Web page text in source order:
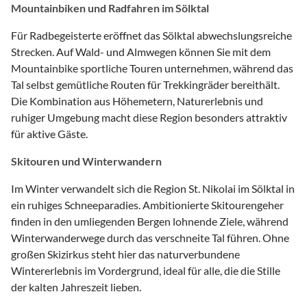
Mountainbiken und Radfahren im Sölktal
Für Radbegeisterte eröffnet das Sölktal abwechslungsreiche
Strecken. Auf Wald- und Almwegen können Sie mit dem
Mountainbike sportliche Touren unternehmen, während das
Tal selbst gemütliche Routen für Trekkingräder bereithält.
Die Kombination aus Höhemetern, Naturerlebnis und
ruhiger Umgebung macht diese Region besonders attraktiv
für aktive Gäste.
Skitouren und Winterwandern
Im Winter verwandelt sich die Region St. Nikolai im Sölktal in
ein ruhiges Schneeparadies. Ambitionierte Skitourengeher
finden in den umliegenden Bergen lohnende Ziele, während
Winterwanderwege durch das verschneite Tal führen. Ohne
großen Skizirkus steht hier das naturverbundene
Wintererlebnis im Vordergrund, ideal für alle, die die Stille
der kalten Jahreszeit lieben.